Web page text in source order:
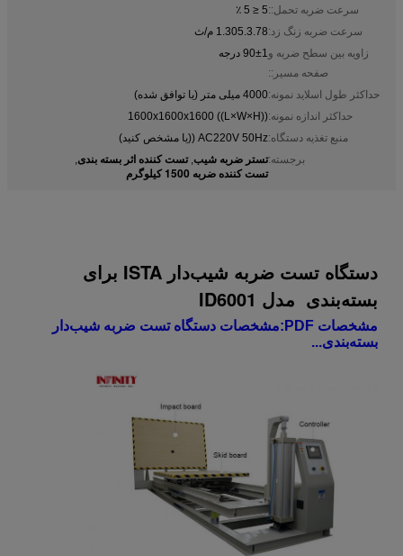
سرعت ضربه تحمل::5 ≤ 5 ٪
سرعت ضربه زنگ زد:1.305.3.78 م/ث
زاویه بین سطح ضربه و
صفحه مسیر::
90±1 درجه
حداکثر طول اسلاید نمونه:4000 میلی متر (یا توافق شده)
حداکثر اندازه نمونه:1600x1600x1600 ((L×W×H))
منبع تغذیه دستگاه:AC220V 50Hz ((یا مشخص کنید)
برجسته:تستر ضربه شیب,تست کننده اثر بسته بندی,
تست کننده ضربه 1500 کیلوگرم
دستگاه تست ضربه شیب‌دار ISTA برای
بسته‌بندی مدل ID6001
مشخصات PDF:
مشخصات دستگاه تست ضربه شیب‌دار
بسته‌بندی...